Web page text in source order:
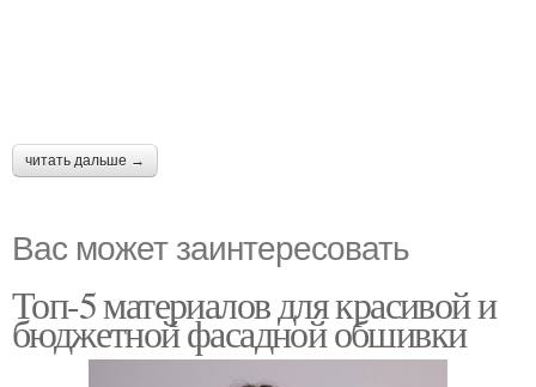
читать дальше →
Вас может заинтересовать
Топ-5 материалов для красивой и
бюджетной фасадной обшивки